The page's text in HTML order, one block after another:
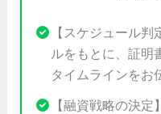
【スケジュール
ルをもとに、証明
タイムラインをお
【融資戦略の決